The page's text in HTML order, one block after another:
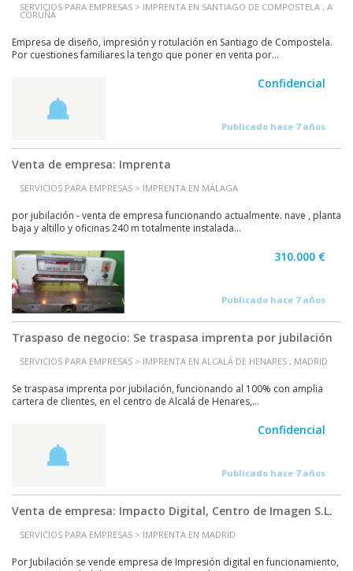
SERVICIOS PARA EMPRESAS > IMPRENTA EN SANTIAGO DE COMPOSTELA , A
CORUÑA
Empresa de diseño, impresión y rotulación en Santiago de Compostela.
Por cuestiones familiares la tengo que poner en venta por...
Confidencial
Publicado hace 7 años
Venta de empresa: Imprenta
SERVICIOS PARA EMPRESAS > IMPRENTA EN MÁLAGA
por jubilación - venta de empresa funcionando actualmente. nave , planta
baja y altillo y oficinas 240 m totalmente instalada...
310.000 €
Publicado hace 7 años
Traspaso de negocio: Se traspasa imprenta por jubilación
SERVICIOS PARA EMPRESAS > IMPRENTA EN ALCALÁ DE HENARES , MADRID
Se traspasa imprenta por jubilación, funcionando al 100% con amplia
cartera de clientes, en el centro de Alcalá de Henares,...
Confidencial
Publicado hace 7 años
Venta de empresa: Impacto Digital, Centro de Imagen S.L.
SERVICIOS PARA EMPRESAS > IMPRENTA EN MADRID
Por Jubilación se vende empresa de Impresión digital en funcionamiento,